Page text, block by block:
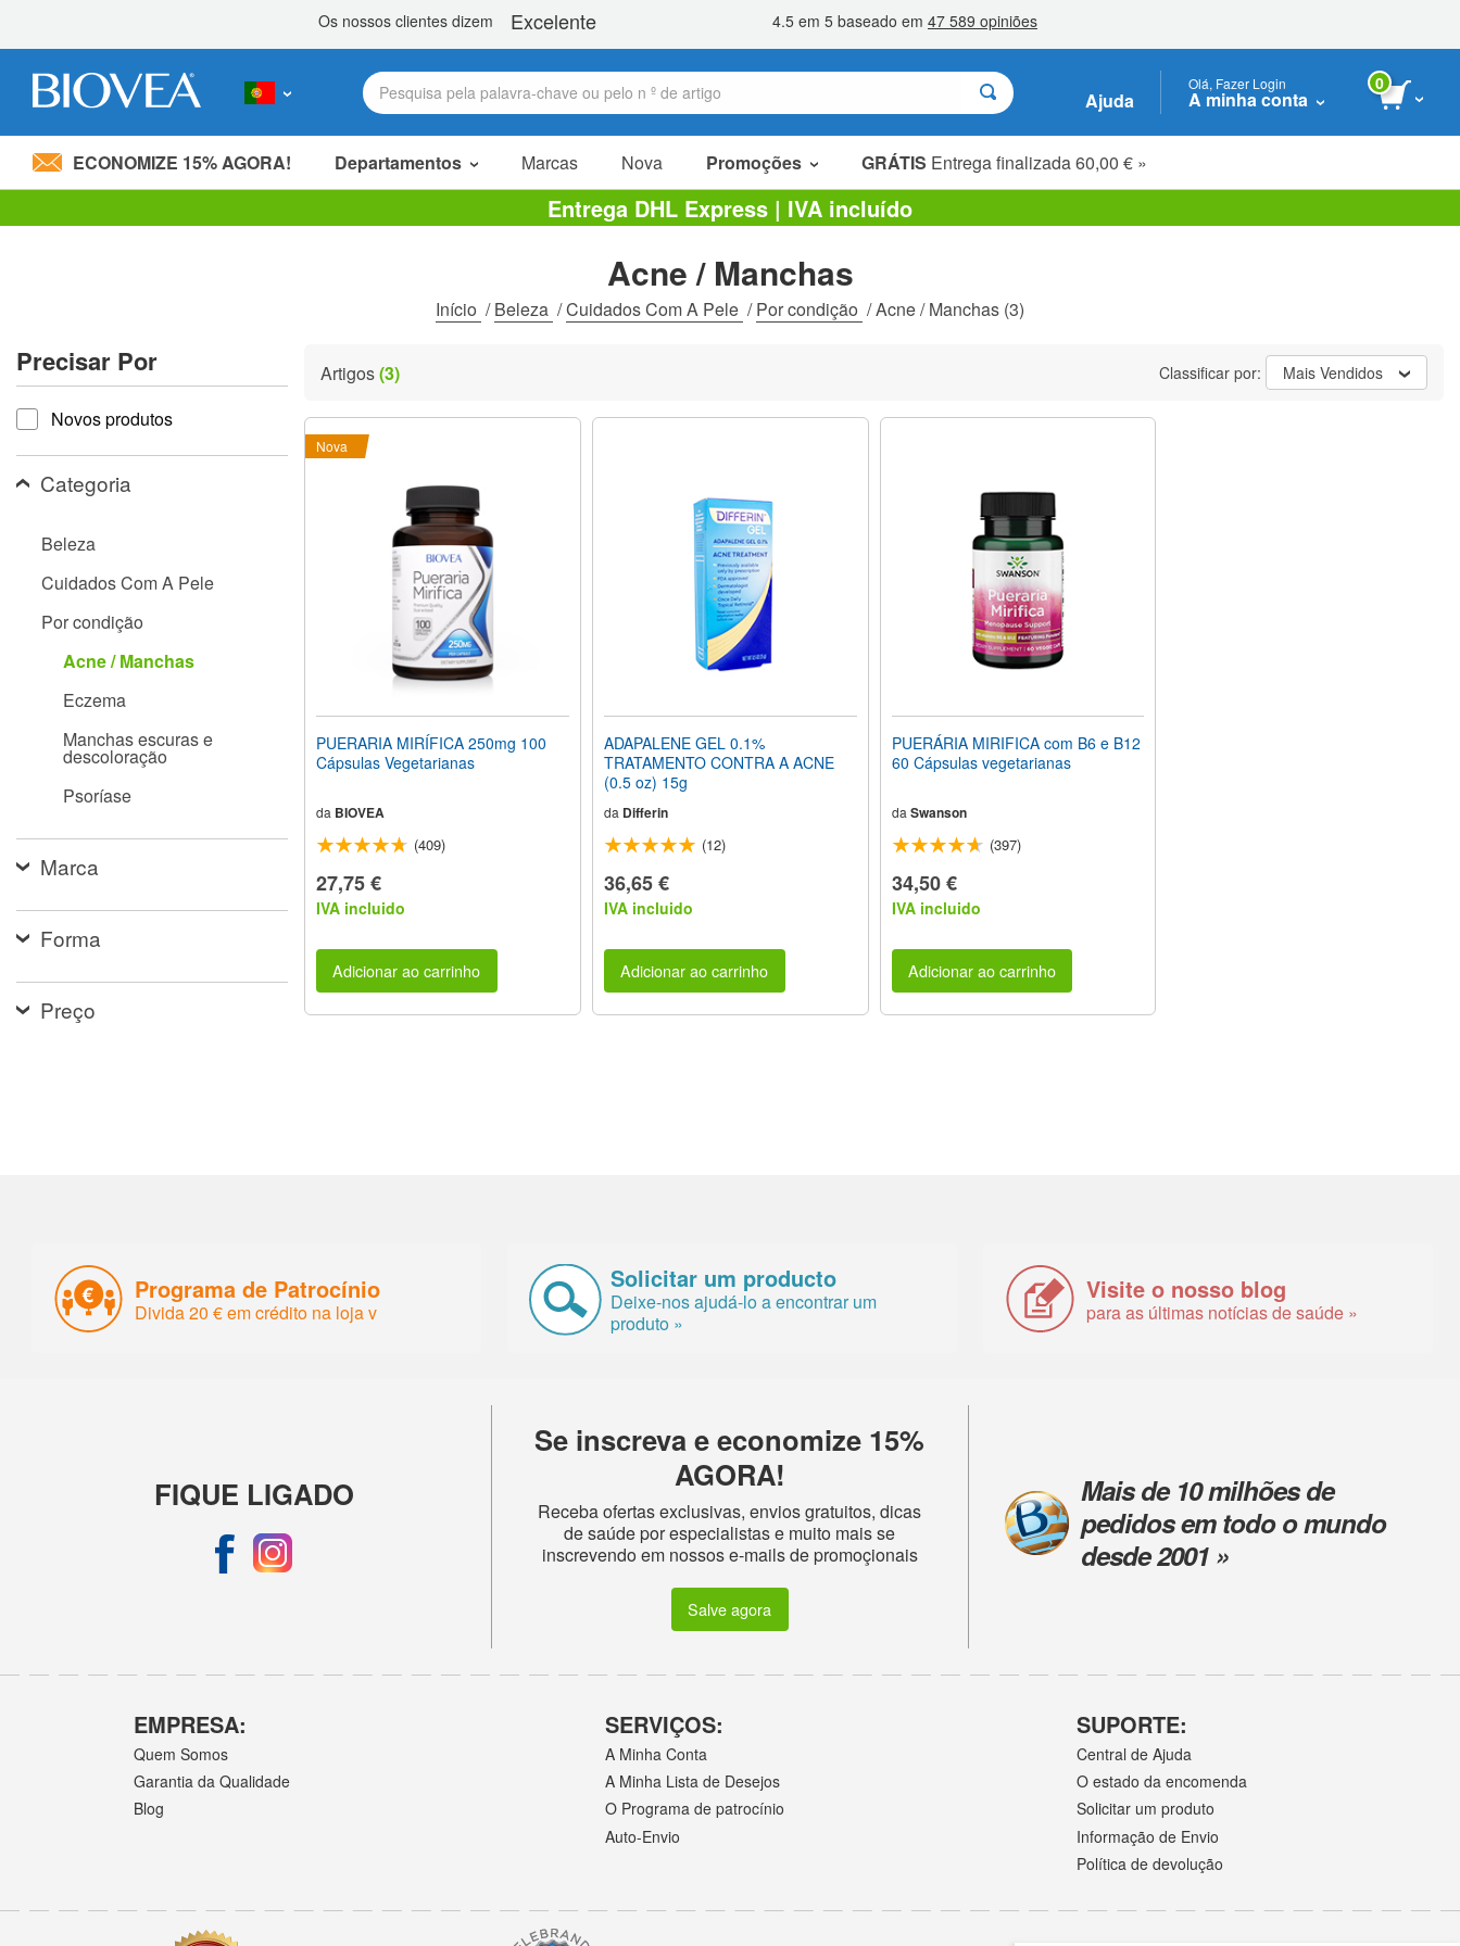
Observação:
acessibilidade.
Pressione
Control-
F11
ajustar
pessoas
deficiências
visuais
Pressione
um
de
Ajuda
Olá, Fazer Login
A minha conta
0
ECONOMIZE 15% AGORA! Departamentos Marcas Nova Promoções GRÁTIS Entrega finalizada 60,00 € »
Artigos em promoção
Pacotes promocionais
Liquidaçao
Entrega DHL Express | IVA incluído
Acne / Manchas
Início /Beleza /Cuidados Com A Pele /Por condição /Acne / Manchas (3)
Precisar Por
Precisar por
Novos produtos
Categoria
Beleza
Cuidados Com A Pele
Por condição
Acne / Manchas
Eczema
Manchas escuras e
descoloração
Psoríase
Marca
Forma
Preço
Artigos(3) Classificar por: Mais Vendidos
Nova
PUERARIA MIRÍFICA 250mg 100
Cápsulas Vegetarianas
da BIOVEA
(409)
27,75 €
IVA incluido
Adicionar ao carrinho
ADAPALENE GEL 0.1%
TRATAMENTO CONTRA A ACNE
(0.5 oz) 15g
da Differin
(12)
36,65 €
IVA incluido
Adicionar ao carrinho
PUERÁRIA MIRIFICA com B6 e B12
60 Cápsulas vegetarianas
da Swanson
(397)
34,50 €
IVA incluido
Adicionar ao carrinho
Programa de Patrocínio
Divida 20 € em crédito na loja v
Solicitar um producto
Deixe-nos ajudá-lo a encontrar um
produto »
Visite o nosso blog
para as últimas notícias de saúde »
FIQUE LIGADO
Se inscreva e economize 15%
AGORA!
Receba ofertas exclusivas, envios gratuitos, dicas
de saúde por especialistas e muito mais se
inscrevendo em nossos e-mails de promoçionais
Salve agora
Mais de 10 milhões de
pedidos em todo o mundo
desde 2001 »
EMPRESA:
Quem Somos
Garantia da Qualidade
Blog
SERVIÇOS:
A Minha Conta
A Minha Lista de Desejos
O Programa de patrocínio
Auto-Envio
SUPORTE:
Central de Ajuda
O estado da encomenda
Solicitar um produto
Informação de Envio
Política de devolução